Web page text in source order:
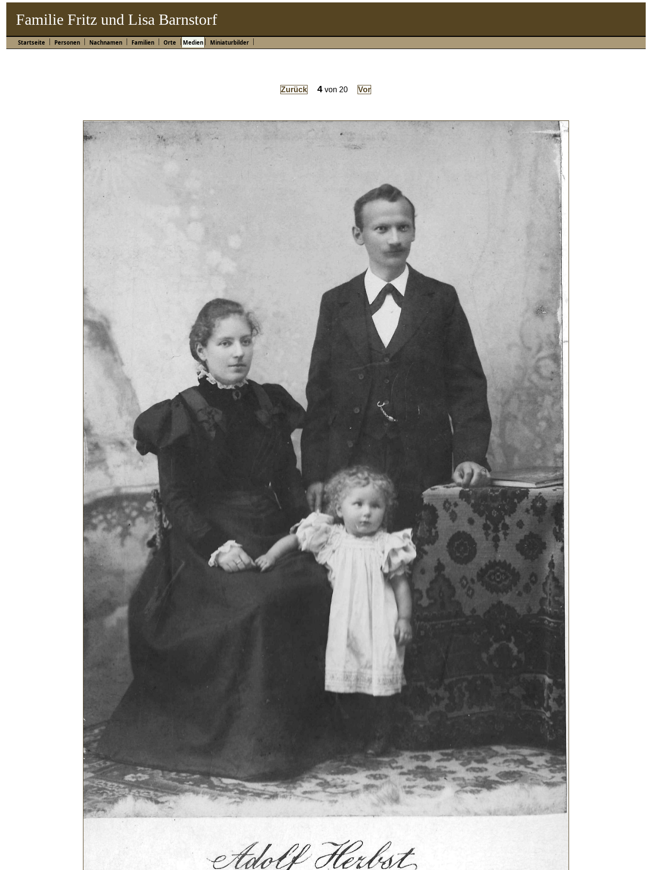
Familie Fritz und Lisa Barnstorf
Startseite Personen Nachnamen Familien Orte Medien Miniaturbilder
Zurück 4 von 20 Vor